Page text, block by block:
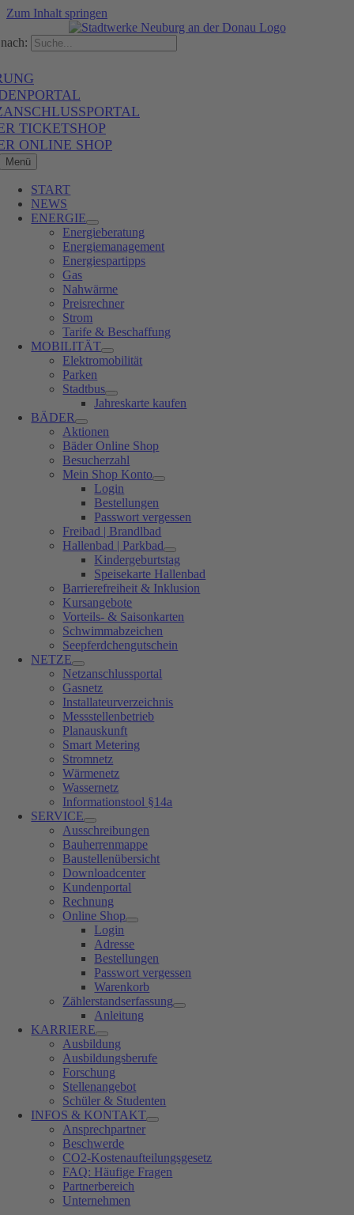
Zum Inhalt springen
TICKETSHOP
ONLINE SHOP
Menü
START
NEWS
ENERGIE
Energieberatung
Energiemanagement
Energiespartipps
Gas
Nahwärme
Preisrechner
Strom
Tarife & Beschaffung
MOBILITÄT
Elektromobilität
Parken
Stadtbus
Jahreskarte kaufen
BÄDER
Aktionen
Bäder Online Shop
Besucherzahl
Mein Shop Konto
Login
Bestellungen
Passwort vergessen
Freibad | Brandlbad
Hallenbad | Parkbad
Kindergeburtstag
Speisekarte Hallenbad
Barrierefreiheit & Inklusion
Kursangebote
Vorteils- & Saisonkarten
Schwimmabzeichen
Seepferdchengutschein
NETZE
Netzanschlussportal
Gasnetz
Installateurverzeichnis
Messstellenbetrieb
Planauskunft
Smart Metering
Stromnetz
Wärmenetz
Wassernetz
Informationstool §14a
SERVICE
Ausschreibungen
Bauherrenmappe
Baustellenübersicht
Downloadcenter
Kundenportal
Rechnung
Online Shop
Login
Adresse
Bestellungen
Passwort vergessen
Warenkorb
Zählerstandserfassung
Anleitung
KARRIERE
Ausbildung
Ausbildungsberufe
Forschung
Stellenangebot
Schüler & Studenten
INFOS & KONTAKT
Ansprechpartner
Beschwerde
CO2-Kostenaufteilungsgesetz
FAQ: Häufige Fragen
Partnerbereich
Unternehmen